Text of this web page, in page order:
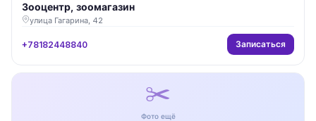
Зооцентр, зоомагазин
улица Гагарина, 42
+78182448840 Записаться
✂️
Фото ещё